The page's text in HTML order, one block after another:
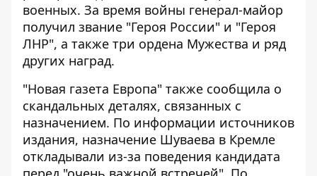
военных. За время войны генерал-майор
получил звание "Героя России" и "Героя
ЛНР", а также три ордена Мужества и ряд
других наград.
"Новая газета Европа" также сообщила о
скандальных деталях, связанных с
назначением. По информации источников
издания, назначение Шуваева в Кремле
откладывали из-за поведения кандидата